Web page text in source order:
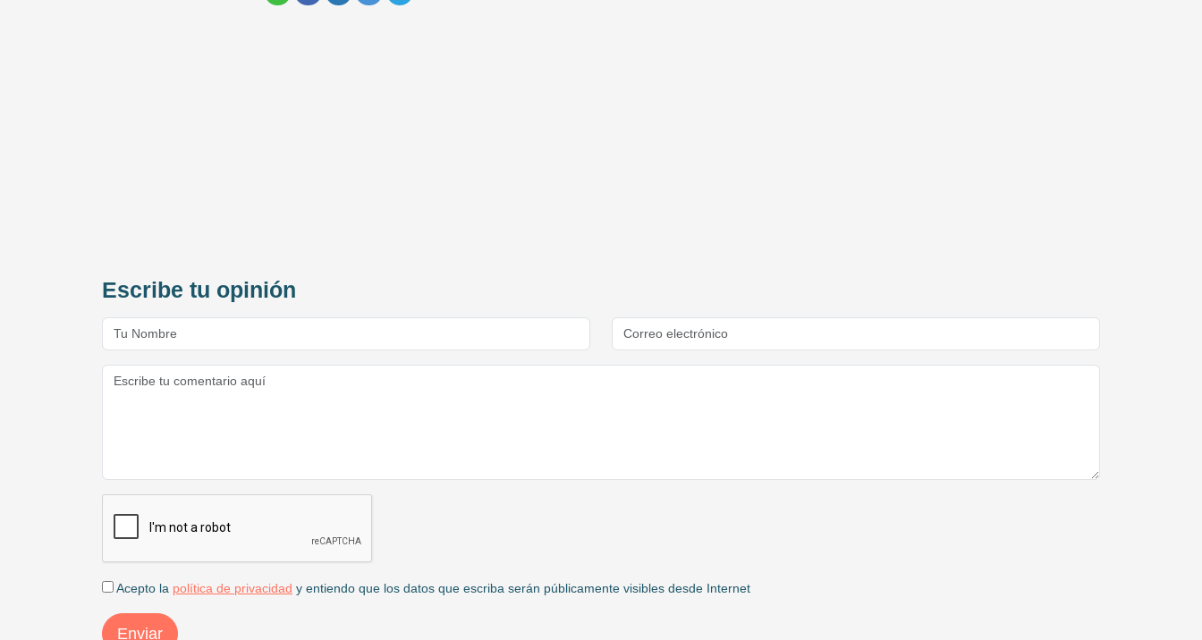
Escribe tu opinión
Acepto la política de privacidad y entiendo que los datos que escriba serán públicamente visibles desde Internet
Enviar